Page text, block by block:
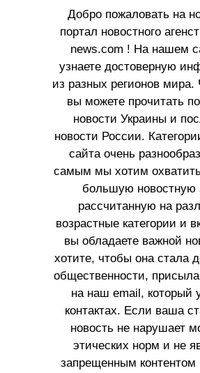
Добро пожаловать на
портал новостного
news.com ! На нашем
узнаете достоверную
из разных регионов мира.
вы можете прочитать
новости Украины и
новости России.
сайта очень
самым мы хотим
большую новостную
рассчитанную на
возрастные категории и
вы обладаете важной
хотите, чтобы она стала
общественности,
на наш email, который
контактах. Если ваша
новость не нарушает
этических норм и не
запрещенным контентом